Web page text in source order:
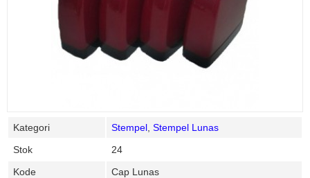
Kategori Stempel Stempel Lunas
Stok
24
Kode
Cap Lunas